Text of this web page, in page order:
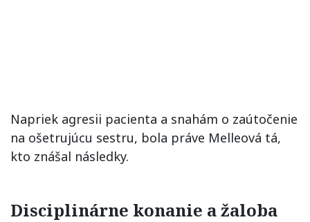
Napriek agresii pacienta a snahám o zaútočenie
na ošetrujúcu sestru, bola práve Melleová tá,
kto znášal následky.
Disciplinárne konanie a žaloba